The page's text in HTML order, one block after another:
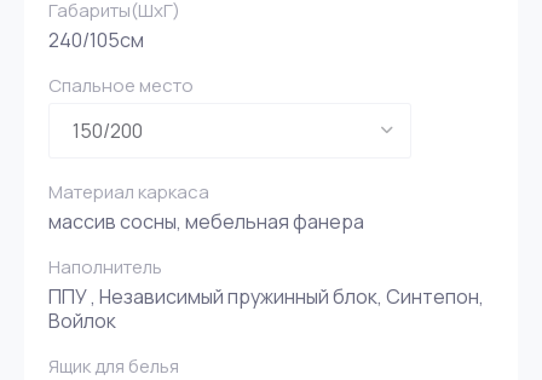
Габариты(ШxГ)
240/105см
Спальное место
Материал каркаса
массив сосны, мебельная фанера
Наполнитель
ППУ , Независимый пружинный блок, Синтепон,
Войлок
Ящик для белья